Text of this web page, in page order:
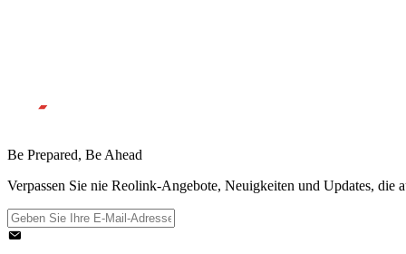
Be Prepared, Be Ahead
Verpassen Sie nie Reolink-Angebote, Neuigkeiten und Updates, die